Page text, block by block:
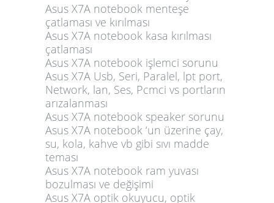
Asus X7A notebook menteşe
çatlaması ve kırılması
Asus X7A notebook kasa kırılması
çatlaması
Asus X7A notebook işlemci sorunu
Asus X7A Usb, Seri, Paralel, lpt port,
Network, lan, Ses, Pcmci vs portların
arızalanması
Asus X7A notebook speaker sorunu
Asus X7A notebook ‘un üzerine çay,
su, kola, kahve vb gibi sıvı madde
teması
Asus X7A notebook ram yuvası
bozulması ve değişimi
Asus X7A optik okuyucu, optik